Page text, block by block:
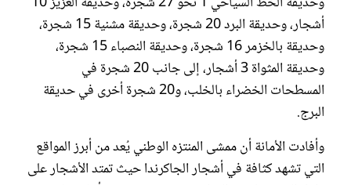
أشجار، وحديقة البرد 20 شجرة، وحديقة مشنية 15 شجرة،
وحديقة بالخزمر 16 شجرة، وحديقة النصباء 15 شجرة،
وحديقة المثواة 3 أشجار، إلى جانب 20 شجرة في
المسطحات الخضراء بالخلب، و20 شجرة أخرى في حديقة
البرج.
وأفادت الأمانة أن ممشى المنتزه الوطني يُعد من أبرز المواقع
التي تشهد كثافة في أشجار الجاكرندا حيث تمتد الأشجار على